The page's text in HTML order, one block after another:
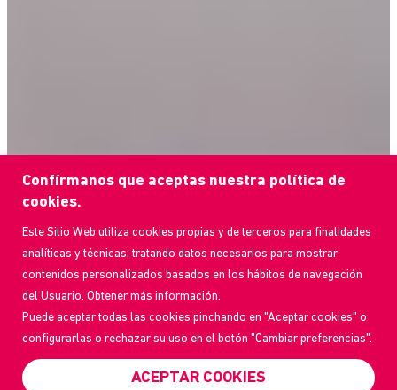
Confírmanos que aceptas nuestra política de
cookies.
Este Sitio Web utiliza cookies propias y de terceros para finalidades
analíticas y técnicas; tratando datos necesarios para mostrar
contenidos personalizados basados en los hábitos de navegación
del Usuario. Obtener más información.
Puede aceptar todas las cookies pinchando en "Aceptar cookies" o
configurarlas o rechazar su uso en el botón "Cambiar preferencias".
ACEPTAR COOKIES